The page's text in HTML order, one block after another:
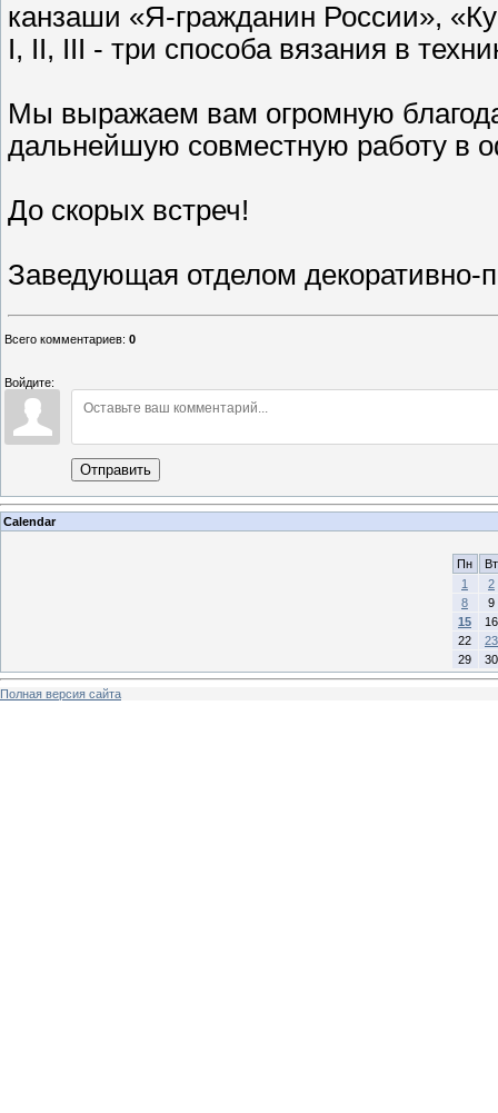
канзаши «Я-гражданин России»,
I, II, III - три способа вязания в
Мы выражаем вам огромную
дальнейшую совместную работу в
До скорых встреч!
Заведующая отделом декоративно-
Всего комментариев: 0
Войдите:
Отправить
Calendar
Пн
Вт
1
2
8
9
15
16
22
23
29
30
Полная версия сайта